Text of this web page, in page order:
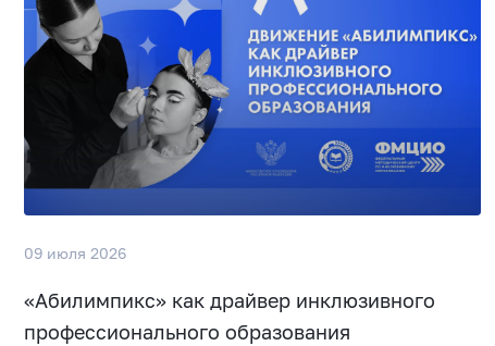
09 июля 2026
«Абилимпикс» как драйвер инклюзивного
профессионального образования